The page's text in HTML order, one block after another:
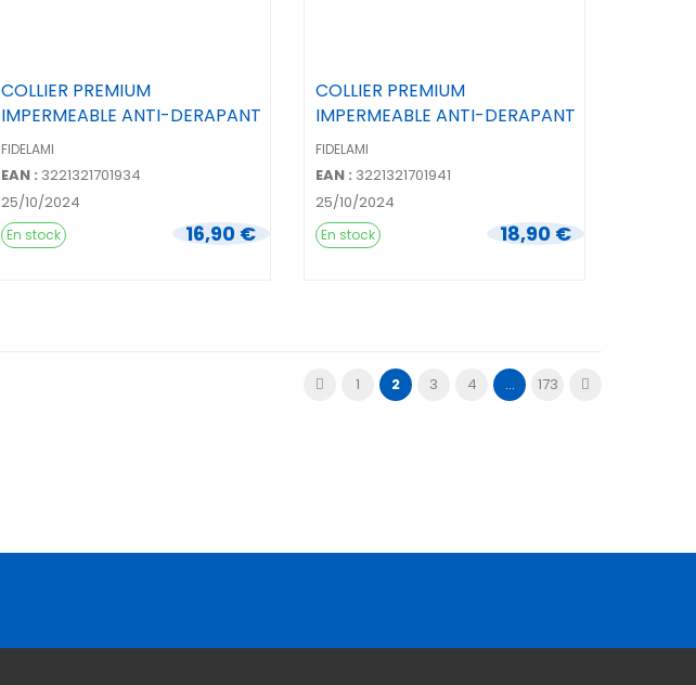
COLLIER PREMIUM
IMPERMEABLE ANTI-DERAPANT
- ROUGE L ...
FIDELAMI
EAN : 3221321701934
25/10/2024
16,90 €
En stock
COLLIER PREMIUM
IMPERMEABLE ANTI-DERAPANT
ROUGE XL 4...
FIDELAMI
EAN : 3221321701941
25/10/2024
18,90 €
En stock
1 2 3 4 ... 173